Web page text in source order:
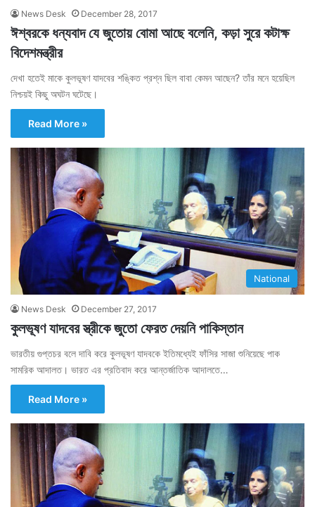
News Desk December 28, 2017
ঈশ্বরকে ধন্যবাদ যে জুতোয় বোমা আছে বলেনি, কড়া সুরে কটাক্ষ
বিদেশমন্ত্রীর
দেখা হতেই মাকে কুলভূষণ যাদবের শঙ্কিত প্রশ্ন ছিল বাবা কেমন আছেন? তাঁর মনে হয়েছিল
নিশ্চয়ই কিছু অঘটন ঘটেছে।
Read More »
National
News Desk December 27, 2017
কুলভূষণ যাদবের স্ত্রীকে জুতো ফেরত দেয়নি পাকিস্তান
ভারতীয় গুপ্তচর বলে দাবি করে কুলভূষণ যাদবকে ইতিমধ্যেই ফাঁসির সাজা শুনিয়েছে পাক
সামরিক আদালত। ভারত এর প্রতিবাদ করে আন্তর্জাতিক আদালতে…
Read More »